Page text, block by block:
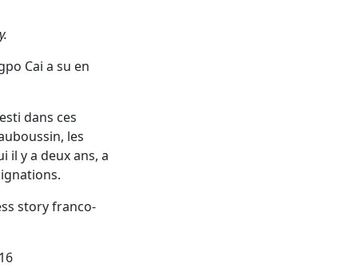
Cai a su en
dans ces
les
il y a deux ans, a
story franco-